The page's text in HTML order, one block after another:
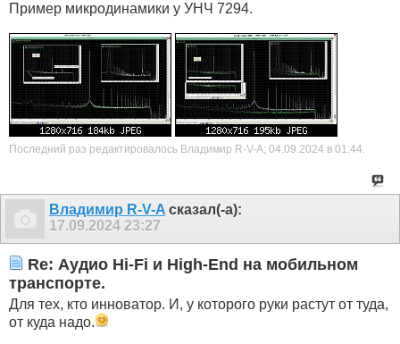
Пример микродинамики у УНЧ 7294.
Последний раз редактировалось Владимир R-V-A; 04.09.2024 в 01:44.
Владимир R-V-A сказал(-а):
17.09.2024 23:27
Re: Аудио Hi-Fi и High-End на мобильном
транспорте.
Для тех, кто инноватор. И, у которого руки растут от туда,
от куда надо.